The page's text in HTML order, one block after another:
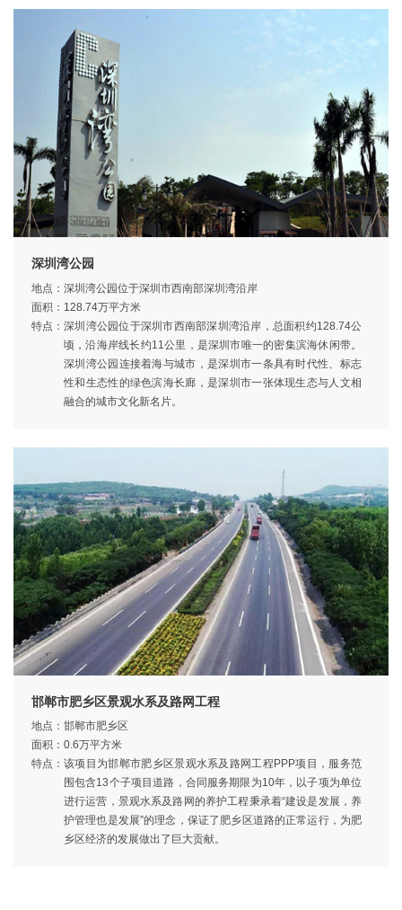
深圳湾公园
地点： 深圳湾公园位于深圳市西南部深圳湾沿岸
面积： 128.74万平方米
特点： 深圳湾公园位于深圳市西南部深圳湾沿岸，总面积约128.74公
顷，沿海岸线长约11公里，是深圳市唯一的密集滨海休闲带。
深圳湾公园连接着海与城市，是深圳市一条具有时代性、标志
性和生态性的绿色滨海长廊，是深圳市一张体现生态与人文相
融合的城市文化新名片。
邯郸市肥乡区景观水系及路网工程
地点： 邯郸市肥乡区
面积： 0.6万平方米
特点： 该项目为邯郸市肥乡区景观水系及路网工程PPP项目，服务范
围包含13个子项目道路，合同服务期限为10年，以子项为单位
进行运营，景观水系及路网的养护工程秉承着“建设是发展，养
护管理也是发展”的理念，保证了肥乡区道路的正常运行，为肥
乡区经济的发展做出了巨大贡献。